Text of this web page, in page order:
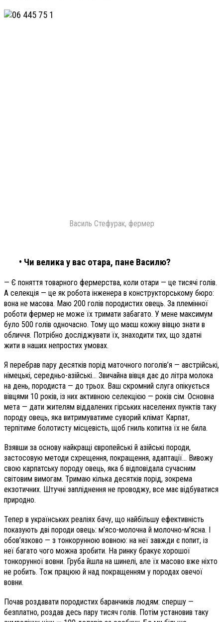
Василь Стефурак, фермер
• Чи велика у вас отара, пане Василю?
— Є поняття товарного фермерства, коли отари — це тисячі голів.
А селекція — це як робота інженера в конструкторському бюро:
вона не масова. Маю 200 голів породистих овець. За племінної
роботи фермер не може їх тримати забагато. У мене максимум
було 500 голів одночасно. Тому що маєш кожну вівцю знати в
обличчя. Потрібно досліджувати їх, знаходити тих, що здатні
жити в наших непростих умовах.
Я перебрав пару десятків порід маточного поголів’я — австрійські,
німецькі, середньо-азійські… Звичайна вівця дає до літра молока
на день, породиста — до трьох. Ваш скромний слуга опікується
вівцями 10 років, із них активною селекцією — років сім. Основна
мета — дати жителям віддалених гірських населених пунктів таку
породу овець, яка витримуватиме суворий клімат Карпат,
терпітиме болотисту місцевість, щоб гниль копитна їх не била.
Взявши за основу найкращі європейські й азійські породи,
застосовую методи схрещення, покращення, адаптації… Вивожу
свою карпатську породу овець, яка б відповідала сучасним
світовим вимогам. Тримаю кілька десятків порід, зокрема
екзотичних. Штучні запліднення не проводжу, все має відбуватися
природно.
Тепер в українських реаліях бачу, що найбільшу ефективність
показують дві породи овець: м’ясо-молочна й молочно-м’ясна. І
обов’язково — з тонкорунною вовною: на неї завжди є попит, із
неї багато чого можна зробити. На ринку бракує хорошої
тонкорунної вовни. Груба йшла на шинелі, але їх масово вже ніхто
не робить. Тож працюю й над покращенням у породах овечої
вовни.
Почав роздавати породистих баранчиків людям: спершу —
безплатно, роздав десь пару тисяч голів. Потім установив таку